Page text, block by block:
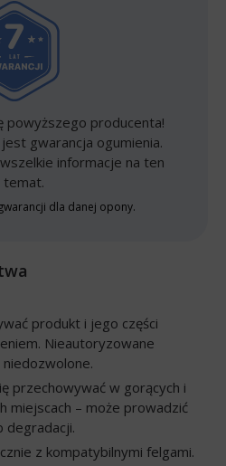
powyższego producenta!
gwarancja ogumienia.
informacje na ten
temat.
dla danej opony.
produkt i jego części
Nieautoryzowane
przechowywać w gorących i
miejscach – może prowadzić
degradacji.
z kompatybilnymi felgami.